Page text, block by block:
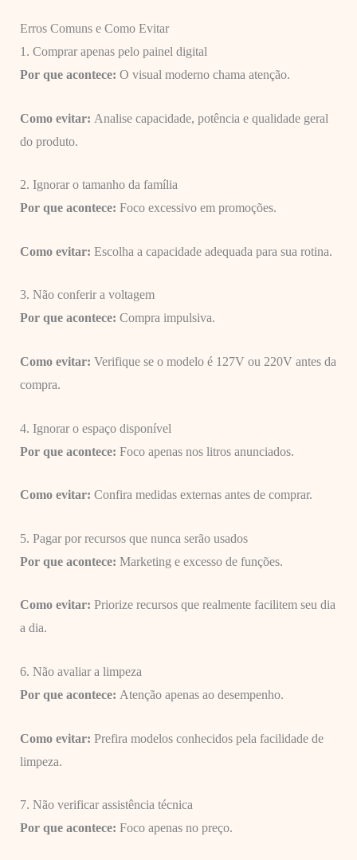
Erros Comuns e Como Evitar
1. Comprar apenas pelo painel digital
Por que acontece: O visual moderno chama atenção.
Como evitar: Analise capacidade, potência e qualidade geral
do produto.
2. Ignorar o tamanho da família
Por que acontece: Foco excessivo em promoções.
Como evitar: Escolha a capacidade adequada para sua rotina.
3. Não conferir a voltagem
Por que acontece: Compra impulsiva.
Como evitar: Verifique se o modelo é 127V ou 220V antes da
compra.
4. Ignorar o espaço disponível
Por que acontece: Foco apenas nos litros anunciados.
Como evitar: Confira medidas externas antes de comprar.
5. Pagar por recursos que nunca serão usados
Por que acontece: Marketing e excesso de funções.
Como evitar: Priorize recursos que realmente facilitem seu dia
a dia.
6. Não avaliar a limpeza
Por que acontece: Atenção apenas ao desempenho.
Como evitar: Prefira modelos conhecidos pela facilidade de
limpeza.
7. Não verificar assistência técnica
Por que acontece: Foco apenas no preço.